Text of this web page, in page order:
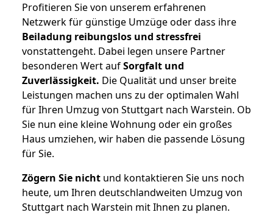
Profitieren Sie von unserem erfahrenen
Netzwerk für günstige Umzüge oder dass ihre
Beiladung reibungslos und stressfrei
vonstattengeht. Dabei legen unsere Partner
besonderen Wert aufSorgfalt und
Zuverlässigkeit. Die Qualität und unser breite
Leistungen machen uns zu der optimalen Wahl
für Ihren Umzug von Stuttgart nach Warstein. Ob
Sie nun eine kleine Wohnung oder ein großes
Haus umziehen, wir haben die passende Lösung
für Sie.
Zögern Sie nicht und kontaktieren Sie uns noch
heute, um Ihren deutschlandweiten Umzug von
Stuttgart nach Warstein mit Ihnen zu planen.